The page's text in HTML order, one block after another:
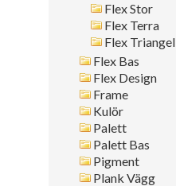
Flex Stor
Flex Terra
Flex Triangel
Flex Bas
Flex Design
Frame
Kulör
Palett
Palett Bas
Pigment
Plank Vägg